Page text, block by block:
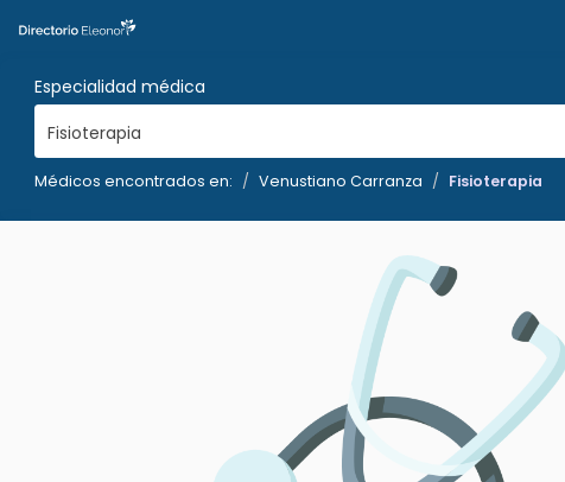
Especialidad médica
Fisioterapia
Médicos encontrados en: Venustiano Carranza Fisioterapia